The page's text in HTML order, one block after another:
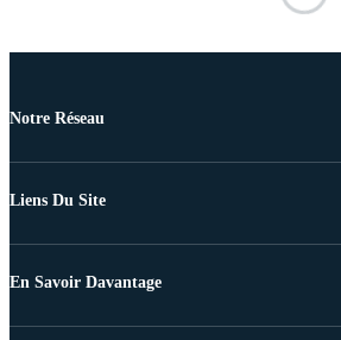
Notre Réseau
Liens Du Site
En Savoir Davantage